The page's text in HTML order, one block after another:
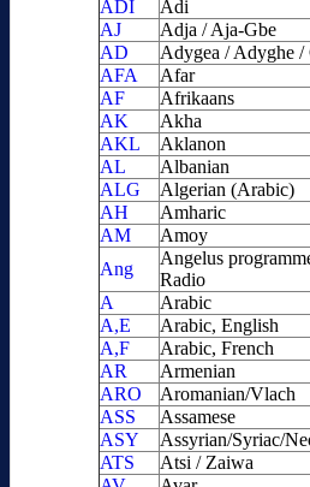
ADI
Adi
AJ
Adja / Aja-Gbe
AD
Adygea / Adyghe /
AFA
Afar
AF
Afrikaans
AK
Akha
AKL
Aklanon
AL
Albanian
ALG
Algerian (Arabic)
AH
Amharic
AM
Amoy
Ang
Angelus
Radio
A
Arabic
A,E
Arabic, English
A,F
Arabic, French
AR
Armenian
ARO
Aromanian/Vlach
ASS
Assamese
ASY
Assyrian/Syriac/
ATS
Atsi / Zaiwa